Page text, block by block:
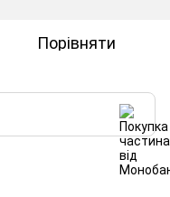
Порівняти